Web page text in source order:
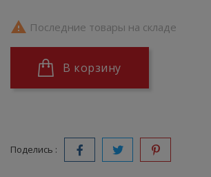
 Последние товары на складе
В корзину
Поделись :